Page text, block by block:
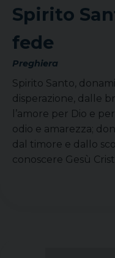
Spirito
fede
Preghiera
Spirito Santo,
disperazione, dalle
l’amore per Dio e
odio e amarezza;
dal timore e dallo
conoscere Gesù